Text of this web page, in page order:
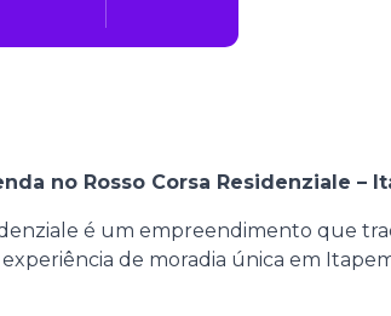
no Rosso Corsa Residenziale –
é um empreendimento que
de moradia única em